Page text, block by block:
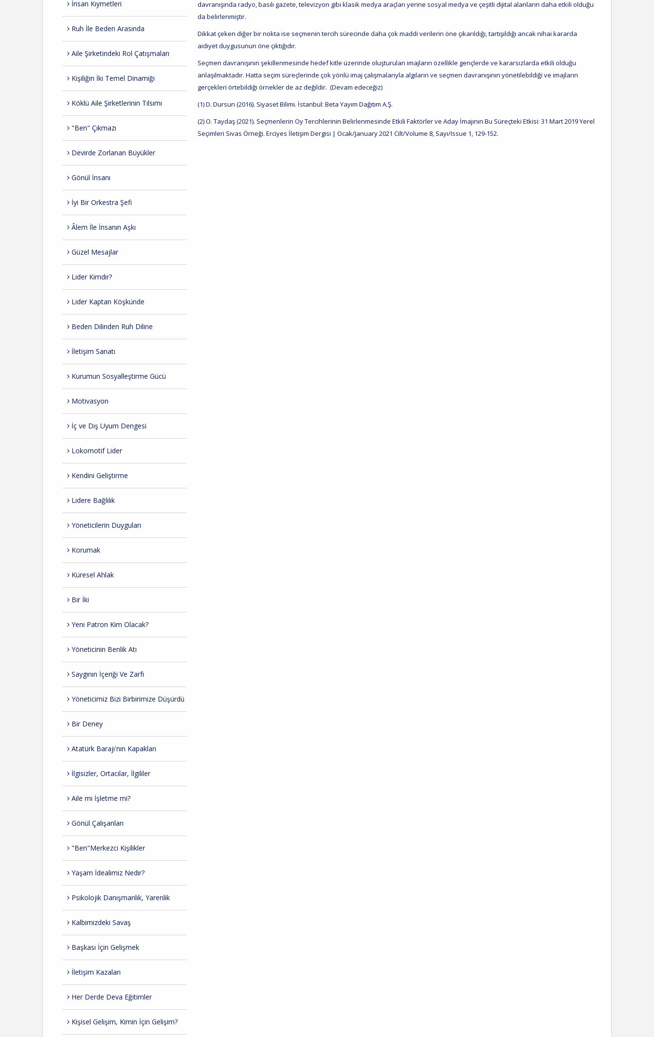
İnsan Kıymetleri
Ruh İle Beden Arasında
Aile Şirketindeki Rol Çatışmaları
Kişiliğin İki Temel Dinamiği
Köklü Aile Şirketlerinin Tılsımı
"Ben" Çıkmazı
Devirde Zorlanan Büyükler
Gönül İnsanı
İyi Bir Orkestra Şefi
Âlem İle İnsanın Aşkı
Güzel Mesajlar
Lider Kimdir?
Lider Kaptan Köşkünde
Beden Dilinden Ruh Diline
İletişim Sanatı
Kurumun Sosyalleştirme Gücü
Motivasyon
İç ve Dış Uyum Dengesi
Lokomotif Lider
Kendini Geliştirme
Lidere Bağlılık
Yöneticilerin Duyguları
Korumak
Küresel Ahlak
Bir İki
Yeni Patron Kim Olacak?
Yöneticinin Benlik Atı
Saygının İçeriği Ve Zarfı
Yöneticimiz Bizi Birbirimize Düşürdü
Bir Deney
Atatürk Barajı'nın Kapakları
İlgisizler, Ortacılar, İlgililer
Aile mi İşletme mi?
Gönül Çalışanları
"Ben"Merkezci Kişilikler
Yaşam İdealimiz Nedir?
Psikolojik Danışmanlık, Yarenlik
Kalbimizdeki Savaş
Başkası İçin Gelişmek
İletişim Kazaları
Her Derde Deva Eğitimler
Kişisel Gelişim, Kimin İçin Gelişim?
davranışında radyo, basılı gazete, televizyon gibi klasik medya araçları yerine sosyal medya ve çeşitli dijital alanların daha etkili olduğu
da belirlenmiştir.
Dikkat çeken diğer bir nokta ise seçmenin tercih sürecinde daha çok maddi verilerin öne çıkarıldığı, tartışıldığı ancak nihai kararda
aidiyet duygusunun öne çıktığıdır.
Seçmen davranışının şekillenmesinde hedef kitle üzerinde oluşturulan imajların özellikle gençlerde ve kararsızlarda etkili olduğu
anlaşılmaktadır. Hatta seçim süreçlerinde çok yönlü imaj çalışmalarıyla algıların ve seçmen davranışının yönetilebildiği ve imajların
gerçekleri örtebildiği örnekler de az değildir. (Devam edeceğiz)
(1) D. Dursun (2016). Siyaset Bilimi. İstanbul: Beta Yayım Dağıtım A.Ş.
(2) O. Taydaş (2021). Seçmenlerin Oy Tercihlerinin Belirlenmesinde Etkili Faktörler ve Aday İmajının Bu Süreçteki Etkisi: 31 Mart 2019 Yerel
Seçimleri Sivas Örneği. Erciyes İletişim Dergisi | Ocak/January 2021 Cilt/Volume 8, Sayı/Issue 1, 129-152.